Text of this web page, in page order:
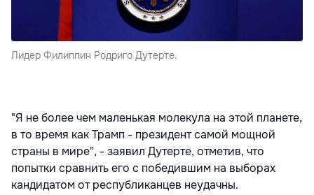
Лидер Филиппин Родриго Дутерте.
"Я не более чем маленькая молекула на этой планете,
в то время как Трамп - президент самой мощной
страны в мире", - заявил Дутерте, отметив, что
попытки сравнить его с победившим на выборах
кандидатом от республиканцев неудачны.